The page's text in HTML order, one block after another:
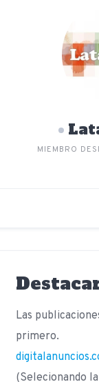
MIEMBRO
Las
primero.
(Selecionando